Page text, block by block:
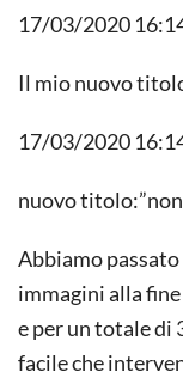
17/03/2020
Il mio nuovo
17/03/2020
nuovo
Abbiamo passato
immagini alla
e per un totale di
facile che